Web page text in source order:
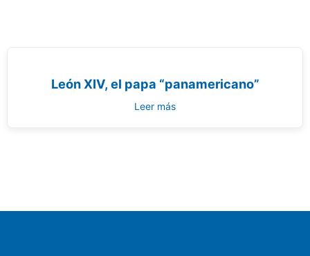
León XIV, el papa “panamericano”
Leer más